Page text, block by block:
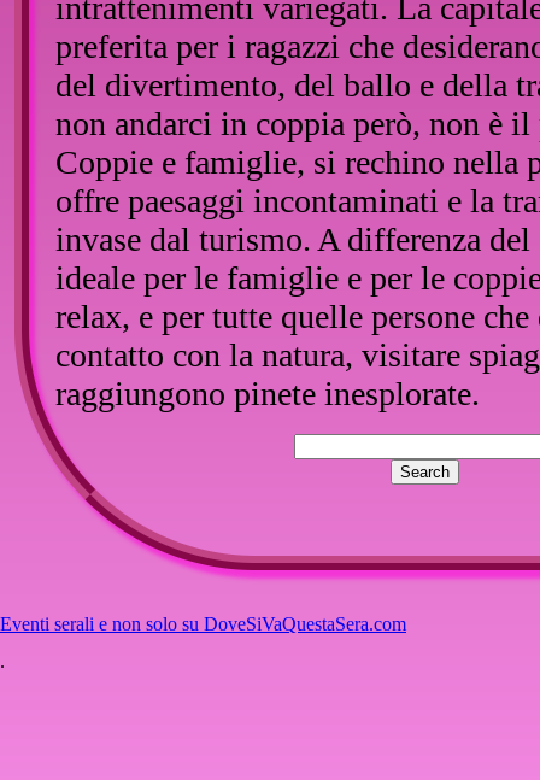
intrattenimenti variegati. La
preferita per i ragazzi che
del divertimento, del ballo e della
non andarci in coppia però, non è
Coppie e famiglie, si rechino nella
offre paesaggi incontaminati e la
invase dal turismo. A differenza
ideale per le famiglie e per le
relax, e per tutte quelle persone che
contatto con la natura, visitare
raggiungono pinete inesplorate.
Se si è in tanti magari un bel volo
utile...
Eventi serali e non solo su DoveSiVaQuestaSera.com
.